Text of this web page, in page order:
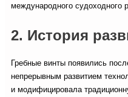
международного судоходного
2. История
Гребные винты появились
непрерывным развитием
и модифицировала